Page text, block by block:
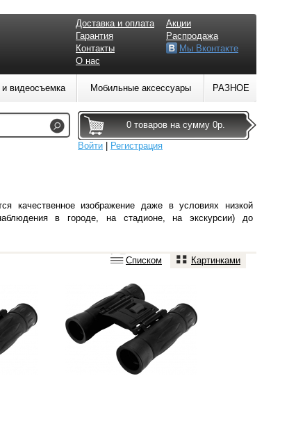
качественное изображение даже в условиях низкой
в городе, на стадионе, на экскурсии) до
Списком Картинками
Доставка и оплата
Гарантия
Контакты
О нас
Акции
Распродажа
Мы Вконтакте
и видеосъемка Мобильные аксессуары РАЗНОЕ
0 товаров на сумму 0р.
Войти
Регистрация